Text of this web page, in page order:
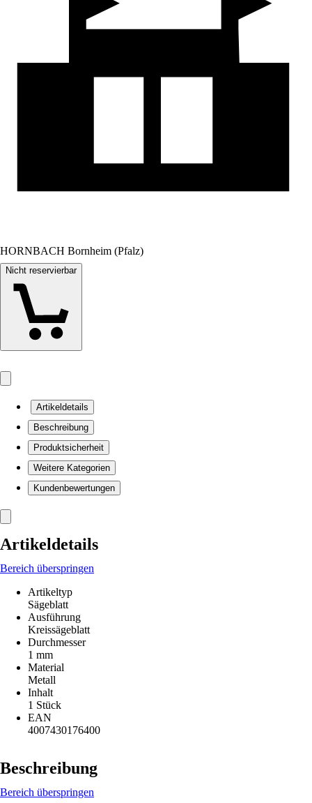
HORNBACH Bornheim (Pfalz)
Nicht reservierbar
Artikeldetails
Beschreibung
Produktsicherheit
Weitere Kategorien
Kundenbewertungen
Artikeldetails
Bereich überspringen
Artikeltyp
Sägeblatt
Ausführung
Kreissägeblatt
Durchmesser
1 mm
Material
Metall
Inhalt
1 Stück
EAN
4007430176400
Beschreibung
Bereich überspringen